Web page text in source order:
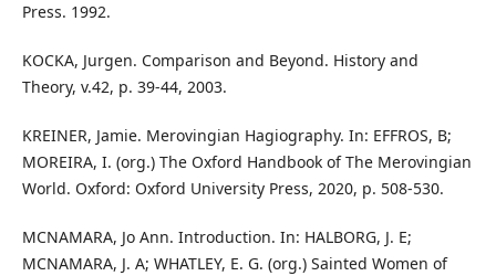
Press. 1992.
KOCKA, Jurgen. Comparison and Beyond. History and
Theory, v.42, p. 39-44, 2003.
KREINER, Jamie. Merovingian Hagiography. In: EFFROS, B;
MOREIRA, I. (org.) The Oxford Handbook of The Merovingian
World. Oxford: Oxford University Press, 2020, p. 508-530.
MCNAMARA, Jo Ann. Introduction. In: HALBORG, J. E;
MCNAMARA, J. A; WHATLEY, E. G. (org.) Sainted Women of